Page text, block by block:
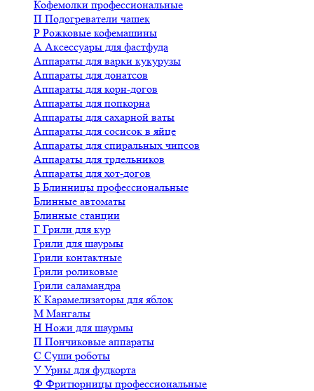
Кофемолки профессиональные
П Подогреватели чашек
Р Рожковые кофемашины
А Аксессуары для фастфуда
Аппараты для варки кукурузы
Аппараты для донатсов
Аппараты для корн-догов
Аппараты для попкорна
Аппараты для сахарной ваты
Аппараты для сосисок в яйце
Аппараты для спиральных чипсов
Аппараты для трдельников
Аппараты для хот-догов
Б Блинницы профессиональные
Блинные автоматы
Блинные станции
Г Грили для кур
Грили для шаурмы
Грили контактные
Грили роликовые
Грили саламандра
К Карамелизаторы для яблок
М Мангалы
Н Ножи для шаурмы
П Пончиковые аппараты
С Суши роботы
У Урны для фудкорта
Ф Фритюрницы профессиональные